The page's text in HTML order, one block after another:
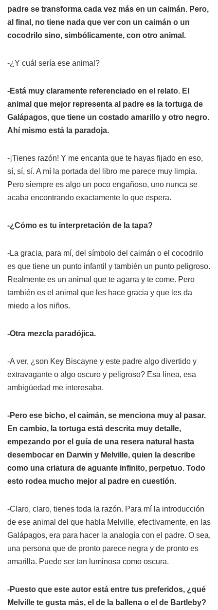
padre se transforma cada vez más en un caimán. Pero,
al final, no tiene nada que ver con un caimán o un
cocodrilo sino, simbólicamente, con otro animal.
-¿Y cuál sería ese animal?
-Está muy claramente referenciado en el relato. El
animal que mejor representa al padre es la tortuga de
Galápagos, que tiene un costado amarillo y otro negro.
Ahí mismo está la paradoja.
-¡Tienes razón! Y me encanta que te hayas fijado en eso,
sí, sí, sí. A mí la portada del libro me parece muy limpia.
Pero siempre es algo un poco engañoso, uno nunca se
acaba encontrando exactamente lo que espera.
-¿Cómo es tu interpretación de la tapa?
-La gracia, para mí, del símbolo del caimán o el cocodrilo
es que tiene un punto infantil y también un punto peligroso.
Realmente es un animal que te agarra y te come. Pero
también es el animal que les hace gracia y que les da
miedo a los niños.
-Otra mezcla paradójica.
-A ver, ¿son Key Biscayne y este padre algo divertido y
extravagante o algo oscuro y peligroso? Esa línea, esa
ambigüedad me interesaba.
-Pero ese bicho, el caimán, se menciona muy al pasar.
En cambio, la tortuga está descrita muy detalle,
empezando por el guía de una resera natural hasta
desembocar en Darwin y Melville, quien la describe
como una criatura de aguante infinito, perpetuo. Todo
esto rodea mucho mejor al padre en cuestión.
-Claro, claro, tienes toda la razón. Para mí la introducción
de ese animal del que habla Melville, efectivamente, en las
Galápagos, era para hacer la analogía con el padre. O sea,
una persona que de pronto parece negra y de pronto es
amarilla. Puede ser tan luminosa como oscura.
-Puesto que este autor está entre tus preferidos, ¿qué
Melville te gusta más, el de la ballena o el de Bartleby?